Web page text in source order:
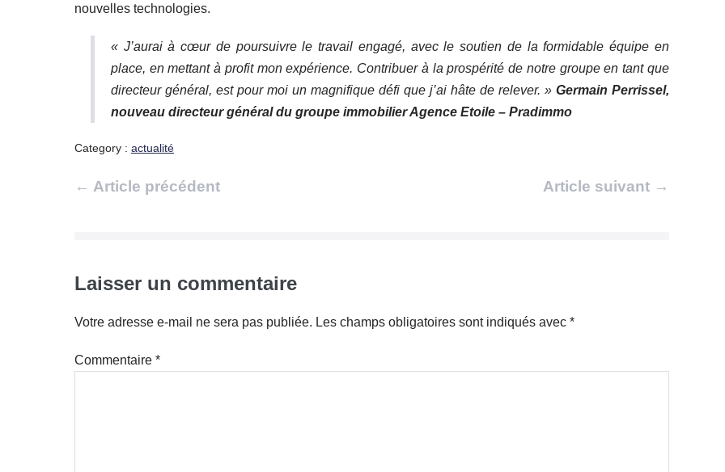
nouvelles technologies.
« J’aurai à cœur de poursuivre le travail engagé, avec le soutien de la formidable équipe en
place, en mettant à profit mon expérience. Contribuer à la prospérité de notre groupe en tant que
directeur général, est pour moi un magnifique défi que j’ai hâte de relever. » Germain Perrissel,
nouveau directeur général du groupe immobilier Agence Etoile – Pradimmo
Category : actualité
Navigation
← Article précédent Article suivant →
Laisser un commentaire
Votre adresse e-mail ne sera pas publiée. Les champs obligatoires sont indiqués avec *
Commentaire *